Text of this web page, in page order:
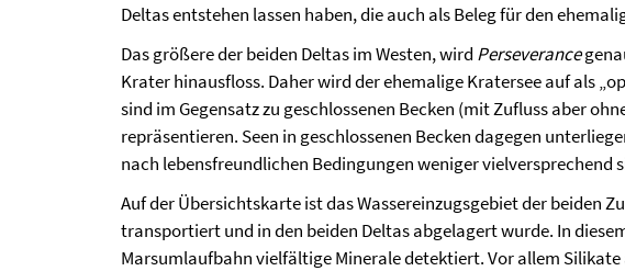
Deltas entstehen lassen haben, die auch als Beleg für den
Das größere der beiden Deltas im Westen, wird Perseverance
Krater hinausfloss. Daher wird der ehemalige Kratersee auf als
sind im Gegensatz zu geschlossenen Becken (mit Zufluss aber
repräsentieren. Seen in geschlossenen Becken dagegen
nach lebensfreundlichen Bedingungen weniger vielversprechend
Auf der Übersichtskarte ist das Wassereinzugsgebiet der beiden
transportiert und in den beiden Deltas abgelagert wurde. In
Marsumlaufbahn vielfältige Minerale detektiert. Vor allem